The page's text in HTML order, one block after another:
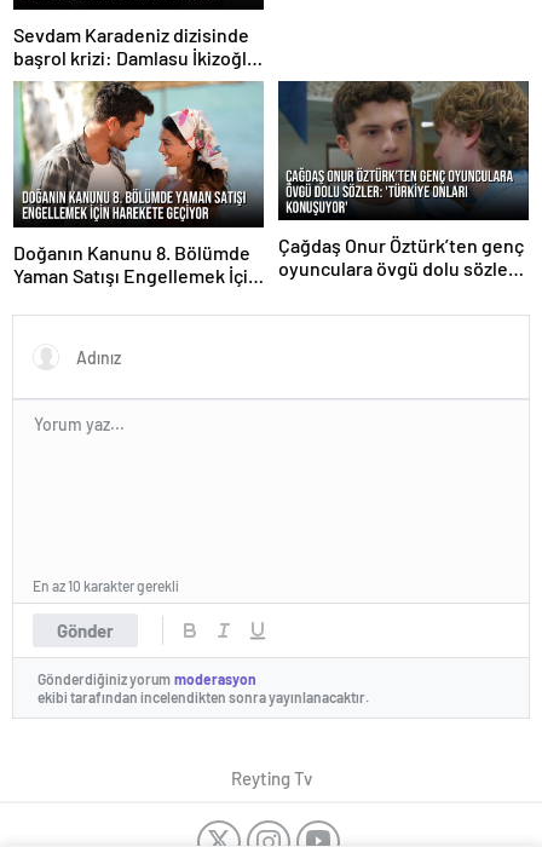
Sevdam Karadeniz dizisinde
başrol krizi: Damlasu İkizoğlu
projeden ayrıldı
Doğanın Kanunu 8. Bölümde
Yaman Satışı Engellemek İçin
Çağdaş Onur Öztürk’ten genç
oyunculara övgü dolu sözler:
Gönder
En az 10 karakter gerekli
Gönderdiğiniz yorum moderasyon
ekibi tarafından incelendikten sonra yayınlanacaktır.
Reyting Tv